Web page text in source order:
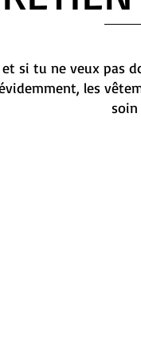
si tu ne veux pas
les
soin